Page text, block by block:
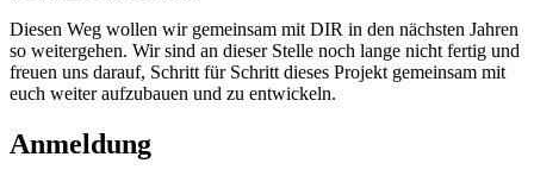
Diesen Weg wollen wir gemeinsam mit DIR in den nächsten Jahren
so weitergehen. Wir sind an dieser Stelle noch lange nicht fertig und
freuen uns darauf, Schritt für Schritt dieses Projekt gemeinsam mit
euch weiter aufzubauen und zu entwickeln.
Anmeldung